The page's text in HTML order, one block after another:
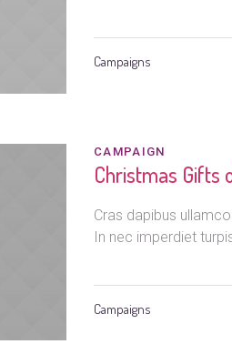
Campaigns
CAMPAIGN
Christmas Gifts
Cras dapibus
In nec imperdiet
Campaigns